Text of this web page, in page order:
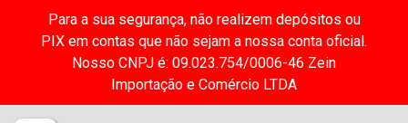
Para a sua segurança, não realizem depósitos ou
PIX em contas que não sejam a nossa conta oficial.
Nosso CNPJ é: 09.023.754/0006-46 Zein
Importação e Comércio LTDA